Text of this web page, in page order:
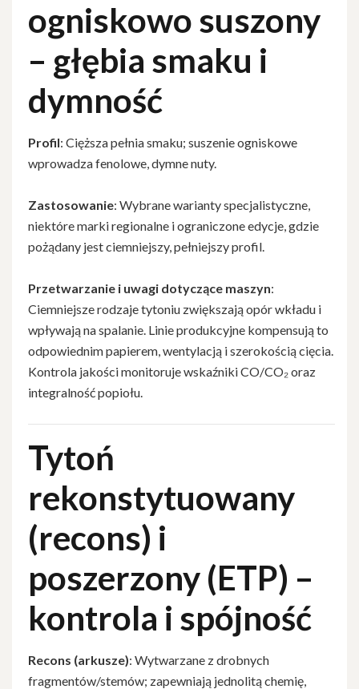
ogniskowo suszony
– głębia smaku i
dymność
Profil: Cięższa pełnia smaku; suszenie ogniskowe
wprowadza fenolowe, dymne nuty.
Zastosowanie: Wybrane warianty specjalistyczne,
niektóre marki regionalne i ograniczone edycje, gdzie
pożądany jest ciemniejszy, pełniejszy profil.
Przetwarzanie i uwagi dotyczące maszyn:
Ciemniejsze rodzaje tytoniu zwiększają opór wkładu i
wpływają na spalanie. Linie produkcyjne kompensują to
odpowiednim papierem, wentylacją i szerokością cięcia.
Kontrola jakości monitoruje wskaźniki CO/CO₂ oraz
integralność popiołu.
Tytoń
rekonstytuowany
(recons) i
poszerzony (ETP) –
kontrola i spójność
Recons (arkusze): Wytwarzane z drobnych
fragmentów/stemów; zapewniają jednolitą chemię,